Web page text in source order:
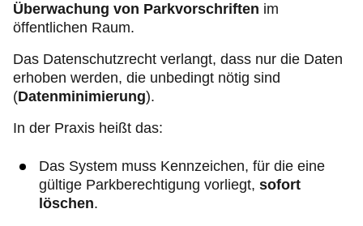
Überwachung von Parkvorschriften im
öffentlichen Raum.
Das Datenschutzrecht verlangt, dass nur die Daten
erhoben werden, die unbedingt nötig sind
(Datenminimierung).
In der Praxis heißt das:
Das System muss Kennzeichen, für die eine
gültige Parkberechtigung vorliegt, sofort
löschen.